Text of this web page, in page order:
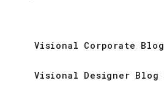
Visional Corporate Blog
Visional Designer Blog